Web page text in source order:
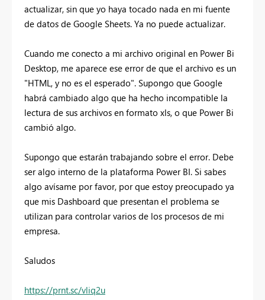
actualizar, sin que yo haya tocado nada en mi fuente
de datos de Google Sheets. Ya no puede actualizar.
Cuando me conecto a mi archivo original en Power Bi
Desktop, me aparece ese error de que el archivo es un
"HTML, y no es el esperado". Supongo que Google
habrá cambiado algo que ha hecho incompatible la
lectura de sus archivos en formato xls, o que Power Bi
cambió algo.
Supongo que estarán trabajando sobre el error. Debe
ser algo interno de la plataforma Power BI. Si sabes
algo avísame por favor, por que estoy preocupado ya
que mis Dashboard que presentan el problema se
utilizan para controlar varios de los procesos de mi
empresa.
Saludos
https://prnt.sc/vliq2u